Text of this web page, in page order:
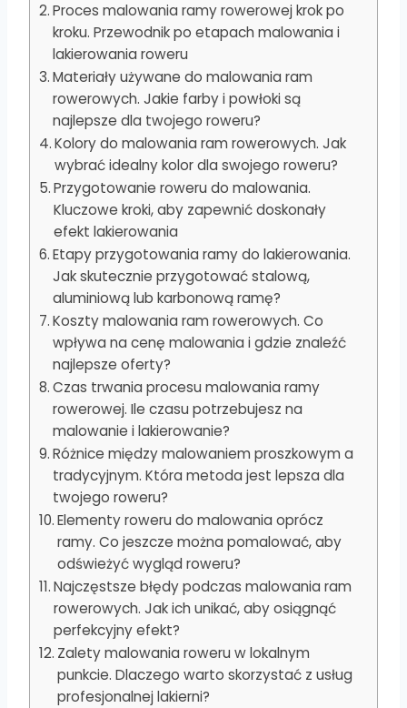
Proces malowania ramy rowerowej krok po
kroku. Przewodnik po etapach malowania i
lakierowania roweru
Materiały używane do malowania ram
rowerowych. Jakie farby i powłoki są
najlepsze dla twojego roweru?
Kolory do malowania ram rowerowych. Jak
wybrać idealny kolor dla swojego roweru?
Przygotowanie roweru do malowania.
Kluczowe kroki, aby zapewnić doskonały
efekt lakierowania
Etapy przygotowania ramy do lakierowania.
Jak skutecznie przygotować stalową,
aluminiową lub karbonową ramę?
Koszty malowania ram rowerowych. Co
wpływa na cenę malowania i gdzie znaleźć
najlepsze oferty?
Czas trwania procesu malowania ramy
rowerowej. Ile czasu potrzebujesz na
malowanie i lakierowanie?
Różnice między malowaniem proszkowym a
tradycyjnym. Która metoda jest lepsza dla
twojego roweru?
Elementy roweru do malowania oprócz
ramy. Co jeszcze można pomalować, aby
odświeżyć wygląd roweru?
Najczęstsze błędy podczas malowania ram
rowerowych. Jak ich unikać, aby osiągnąć
perfekcyjny efekt?
Zalety malowania roweru w lokalnym
punkcie. Dlaczego warto skorzystać z usług
profesjonalnej lakierni?